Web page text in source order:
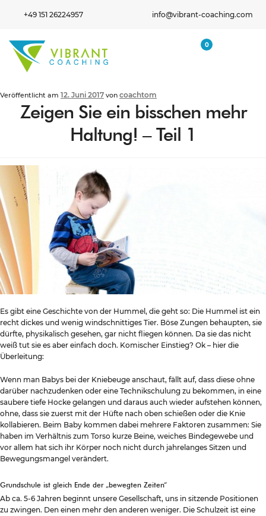
info@vibrant-coaching.com
+49 151 26224957
0
Veröffentlicht am 12. Juni 2017 von coachtom
Zeigen Sie ein bisschen mehr
Haltung! – Teil 1
Es gibt eine Geschichte von der Hummel, die geht so: Die Hummel ist ein
recht dickes und wenig windschnittiges Tier. Böse Zungen behaupten, sie
dürfte, physikalisch gesehen, gar nicht fliegen können. Da sie das nicht
weiß tut sie es aber einfach doch. Komischer Einstieg? Ok – hier die
Überleitung:
Wenn man Babys bei der Kniebeuge anschaut, fällt auf, dass diese ohne
darüber nachzudenken oder eine Technikschulung zu bekommen, in eine
saubere tiefe Hocke gelangen und daraus auch wieder aufstehen können,
ohne, dass sie zuerst mit der Hüfte nach oben schießen oder die Knie
kollabieren. Beim Baby kommen dabei mehrere Faktoren zusammen: Sie
haben im Verhältnis zum Torso kurze Beine, weiches Bindegewebe und
vor allem hat sich ihr Körper noch nicht durch jahrelanges Sitzen und
Bewegungsmangel verändert.
Grundschule ist gleich Ende der „bewegten Zeiten“
Ab ca. 5-6 Jahren beginnt unsere Gesellschaft, uns in sitzende Positionen
zu zwingen. Den einen mehr den anderen weniger. Die Schulzeit ist eine